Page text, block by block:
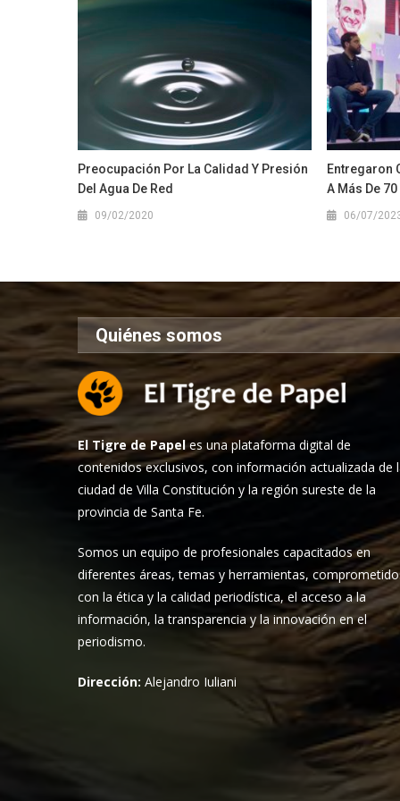
Preocupación Por La Calidad Y Presión
Del Agua De Red
09/02/2020
Entregaron
A Más De
06/07/
Quiénes somos
El Tigre de Papeles una plataforma digital de
contenidos exclusivos, con información actualizada de
ciudad de Villa Constitución y la región sureste de la
provincia de Santa Fe.
Somos un equipo de profesionales capacitados en
diferentes áreas, temas y herramientas,
con la ética y la calidad periodística, el acceso a la
información, la transparencia y la innovación en el
periodismo.
Dirección:Alejandro Iuliani